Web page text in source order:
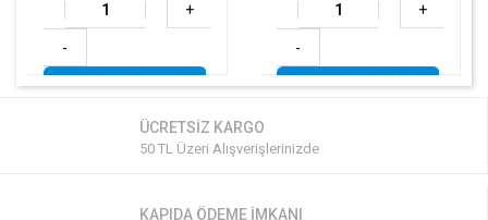
+
-
+
-
ÜCRETSİZ KARGO
50 TL Üzeri Alışverişlerinizde
KAPIDA ÖDEME İMKANI